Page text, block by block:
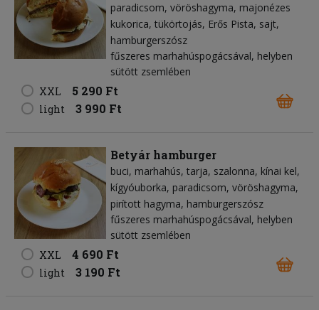
paradicsom vöröshagyma majonézes
kukorica tükörtojás Erős Pista sajt
hamburgerszósz
fűszeres marhahúspogácsával, helyben
sütött zsemlében
XXL
5 290 Ft
light 3 990 Ft
Betyár hamburger
buci marhahús tarja szalonna kínai kel
kígyóuborka paradicsom vöröshagyma
pirított hagyma hamburgerszósz
fűszeres marhahúspogácsával, helyben
sütött zsemlében
XXL
4 690 Ft
light 3 190 Ft